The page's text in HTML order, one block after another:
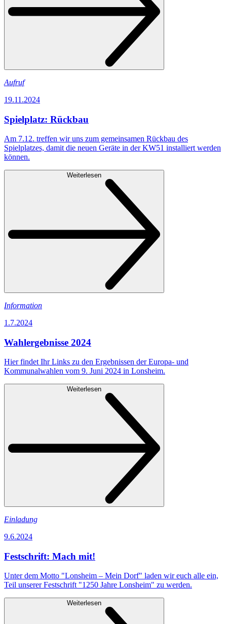
Aufruf
19.11.2024
Spielplatz: Rückbau
Am 7.12. treffen wir uns zum gemeinsamen Rückbau des
Spielplatzes, damit die neuen Geräte in der KW51 installiert werden
können.
Weiterlesen
Information
1.7.2024
Wahlergebnisse 2024
Hier findet Ihr Links zu den Ergebnissen der Europa- und
Kommunalwahlen vom 9. Juni 2024 in Lonsheim.
Weiterlesen
Einladung
9.6.2024
Festschrift: Mach mit!
Unter dem Motto "Lonsheim – Mein Dorf" laden wir euch alle ein,
Teil unserer Festschrift "1250 Jahre Lonsheim" zu werden.
Weiterlesen